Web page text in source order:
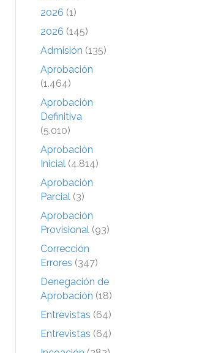
2026 (1)
2026 (145)
Admisión (135)
Aprobación
(1.464)
Aprobación
Definitiva
(5.010)
Aprobación
Inicial (4.814)
Aprobación
Parcial (3)
Aprobación
Provisional (93)
Corrección
Errores (347)
Denegación de
Aprobación (18)
Entrevistas (64)
Entrevistas (64)